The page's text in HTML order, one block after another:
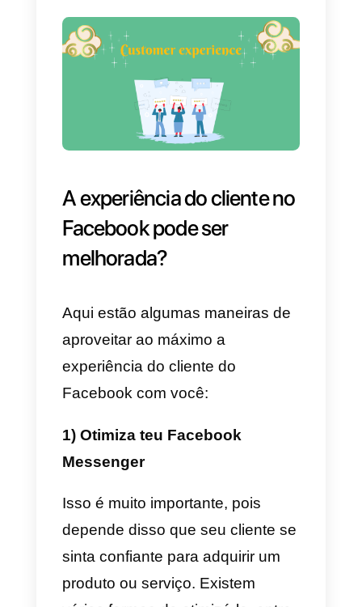
45% das pessoas no Facebook
usam para comprar produtos ou
serviços. Por outro lado, 41%
utilizam para atividades de lazer,
compras domésticas ou outras
Diante de tudo isso podemos
deduzir que independente da
momento de sua jornada de
compra se deparam com uma
dessas redes. Isso se deve
principalmente às informações
neles contidas. Os clientes o
usam para pesquisar e obter
informações sobre o que vão
comprar no futuro. É por isso que
o Facebook é bom para o